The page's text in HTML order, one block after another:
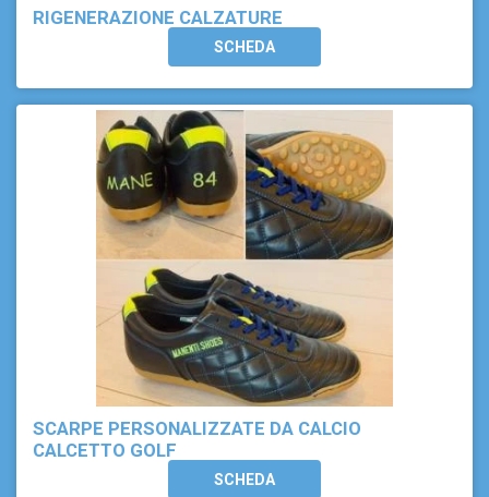
RIGENERAZIONE CALZATURE
SCHEDA
SCARPE PERSONALIZZATE DA CALCIO
CALCETTO GOLF
SCHEDA